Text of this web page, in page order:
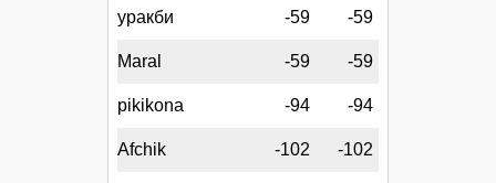
уракби -59 -59
Maral -59 -59
pikikona -94 -94
Afchik -102 -102